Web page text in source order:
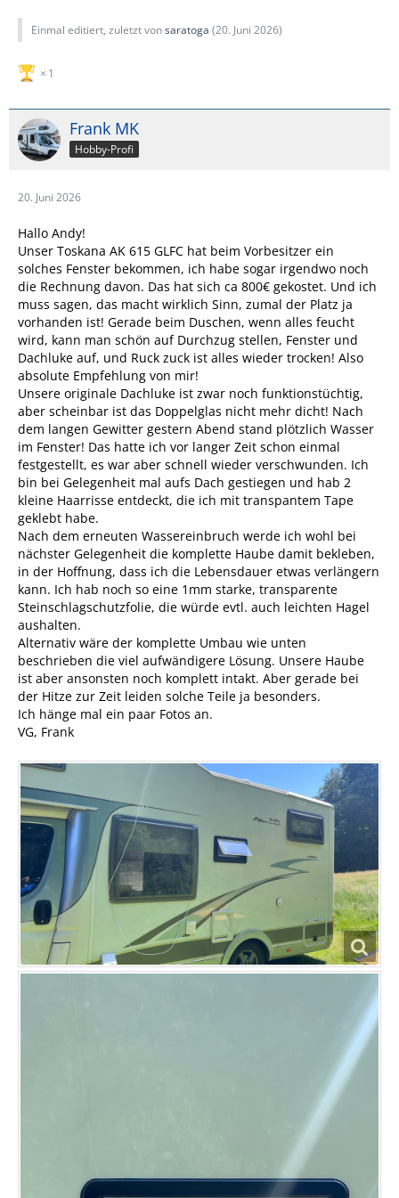
Einmal editiert, zuletzt vonsaratoga (20. Juni 2026)
1
Frank MK
Hobby-Profi
20. Juni 2026
Hallo Andy!
Unser Toskana AK 615 GLFC hat beim Vorbesitzer ein
solches Fenster bekommen, ich habe sogar irgendwo noch
die Rechnung davon. Das hat sich ca 800€ gekostet. Und ich
muss sagen, das macht wirklich Sinn, zumal der Platz ja
vorhanden ist! Gerade beim Duschen, wenn alles feucht
wird, kann man schön auf Durchzug stellen, Fenster und
Dachluke auf, und Ruck zuck ist alles wieder trocken! Also
absolute Empfehlung von mir!
Unsere originale Dachluke ist zwar noch funktionstüchtig,
aber scheinbar ist das Doppelglas nicht mehr dicht! Nach
dem langen Gewitter gestern Abend stand plötzlich Wasser
im Fenster! Das hatte ich vor langer Zeit schon einmal
festgestellt, es war aber schnell wieder verschwunden. Ich
bin bei Gelegenheit mal aufs Dach gestiegen und hab 2
kleine Haarrisse entdeckt, die ich mit transpantem Tape
geklebt habe.
Nach dem erneuten Wassereinbruch werde ich wohl bei
nächster Gelegenheit die komplette Haube damit bekleben,
in der Hoffnung, dass ich die Lebensdauer etwas verlängern
kann. Ich hab noch so eine 1mm starke, transparente
Steinschlagschutzfolie, die würde evtl. auch leichten Hagel
aushalten.
Alternativ wäre der komplette Umbau wie unten
beschrieben die viel aufwändigere Lösung. Unsere Haube
ist aber ansonsten noch komplett intakt. Aber gerade bei
der Hitze zur Zeit leiden solche Teile ja besonders.
Ich hänge mal ein paar Fotos an.
VG, Frank